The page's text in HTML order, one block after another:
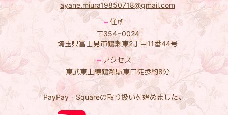
ayane.miura19850718@gmail.com
住所
〒354−0024
埼玉県富士見市鶴瀬東2丁目11番44号
アクセス
東武東上線鶴瀬駅東口徒歩約8分
PayPay・Squareの取り扱いを始めました。